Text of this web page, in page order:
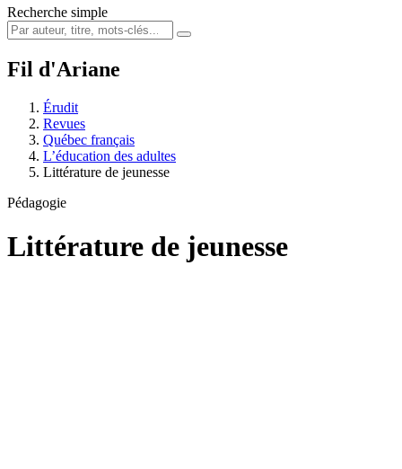
Recherche simple
Fil d'Ariane
Érudit
Revues
Québec français
L’éducation des adultes
Littérature de jeunesse
Pédagogie
Littérature de jeunesse